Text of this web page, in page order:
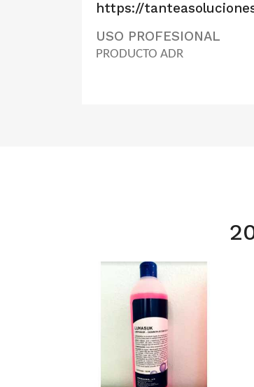
https://
USO PROFESIONAL
PRODUCTO ADR